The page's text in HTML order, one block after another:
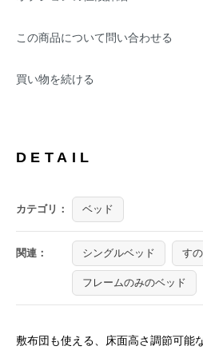
この商品について問い合わせる
買い物を続ける
DETAIL
カテゴリ： ベッド
関連： シングルベッド す
フレームのみのベッド
敷布団も使える、床面高さ調節可能